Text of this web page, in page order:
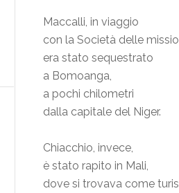
Maccalli, in viaggio
con la Società delle
era stato sequestrato
a Bomoanga,
a pochi chilometri
dalla capitale del Niger.
Chiacchio, invece,
è stato rapito in Mali,
dove si trovava come